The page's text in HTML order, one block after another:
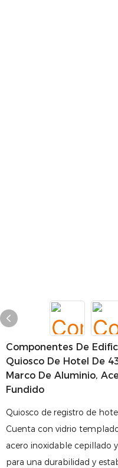
Componentes De
Quiosco De Hotel De
Marco De Aluminio,
Fundido
Quiosco de registro de
Cuenta con vidrio
acero inoxidable cepillado
para una durabilidad y